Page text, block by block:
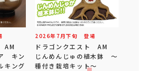
AM
キン
キング
2026年 7 月下旬 登場
ドラゴンクエスト AM
じんめんじゅの植木鉢 ～
種付き栽培キット～